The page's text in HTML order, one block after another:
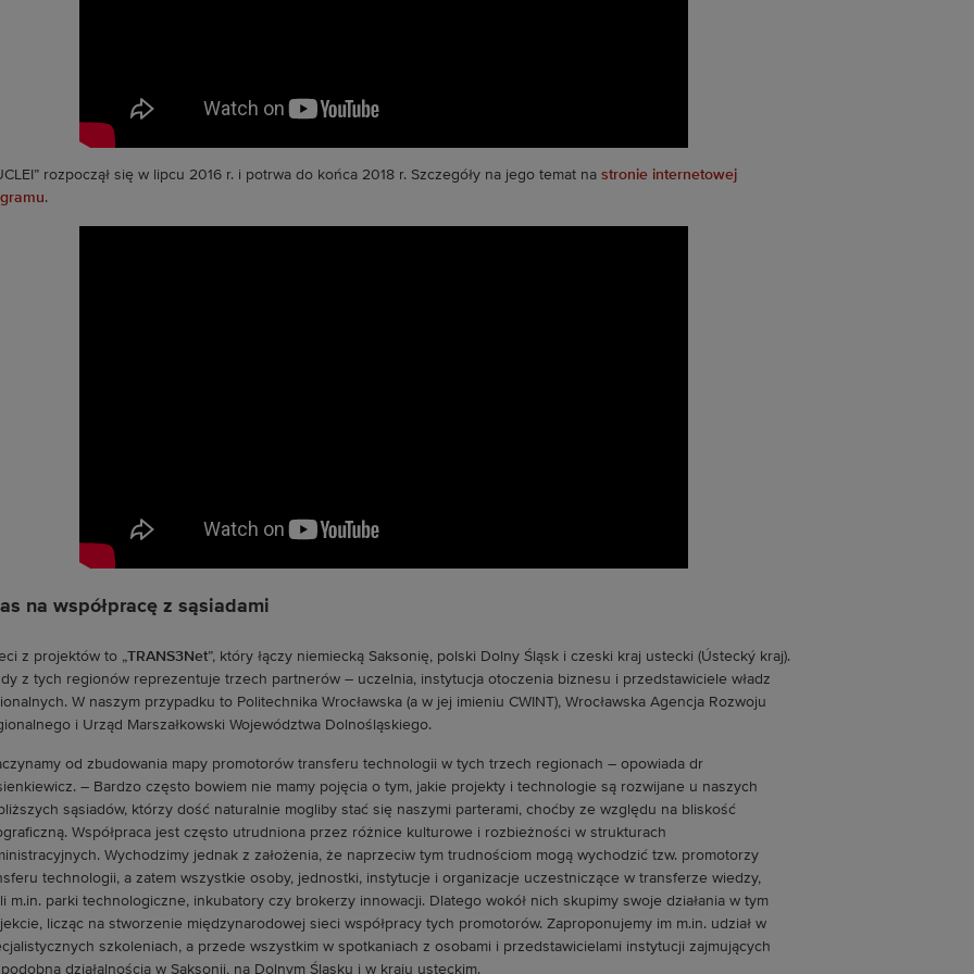
rozpoczął się w lipcu 2016 r. i potrwa do końca 2018 r. Szczegóły na jego temat na stronie internetowej
.
na współpracę z sąsiadami
z projektów to „TRANS3Net”, który łączy niemiecką Saksonię, polski Dolny Śląsk i czeski kraj ustecki (Ústecký kraj).
z tych regionów reprezentuje trzech partnerów – uczelnia, instytucja otoczenia biznesu i przedstawiciele władz
W naszym przypadku to Politechnika Wrocławska (a w jej imieniu CWINT), Wrocławska Agencja Rozwoju
i Urząd Marszałkowski Województwa Dolnośląskiego.
od zbudowania mapy promotorów transferu technologii w tych trzech regionach – opowiada dr
– Bardzo często bowiem nie mamy pojęcia o tym, jakie projekty i technologie są rozwijane u naszych
sąsiadów, którzy dość naturalnie mogliby stać się naszymi parterami, choćby ze względu na bliskość
Współpraca jest często utrudniona przez różnice kulturowe i rozbieżności w strukturach
Wychodzimy jednak z założenia, że naprzeciw tym trudnościom mogą wychodzić tzw. promotorzy
technologii, a zatem wszystkie osoby, jednostki, instytucje i organizacje uczestniczące w transferze wiedzy,
m.in. parki technologiczne, inkubatory czy brokerzy innowacji. Dlatego wokół nich skupimy swoje działania w tym
licząc na stworzenie międzynarodowej sieci współpracy tych promotorów. Zaproponujemy im m.in. udział w
szkoleniach, a przede wszystkim w spotkaniach z osobami i przedstawicielami instytucji zajmujących
działalnością w Saksonii, na Dolnym Śląsku i w kraju usteckim.